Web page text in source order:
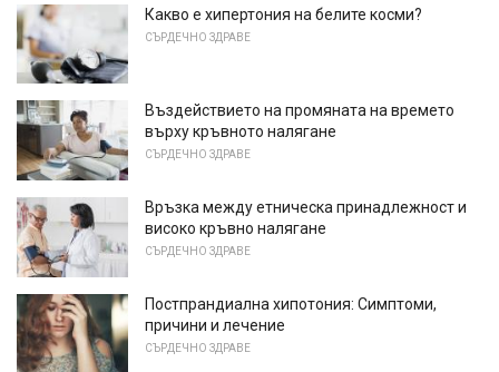
Какво е хипертония на белите косми?
СЪРДЕЧНО ЗДРАВЕ
Въздействието на промяната на времето
върху кръвното налягане
СЪРДЕЧНО ЗДРАВЕ
Връзка между етническа принадлежност и
високо кръвно налягане
СЪРДЕЧНО ЗДРАВЕ
Постпрандиална хипотония: Симптоми,
причини и лечение
СЪРДЕЧНО ЗДРАВЕ